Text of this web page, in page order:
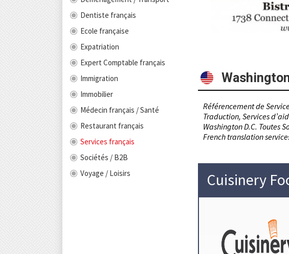
Dentiste français
Ecole française
Expatriation
Expert Comptable français
Immigration
Immobilier
Médecin français / Santé
Restaurant français
Services français
Sociétés / B2B
Voyage / Loisirs
Référencement de
Traduction, Services
Washington D.C. Toutes
French translation
Cuisinery